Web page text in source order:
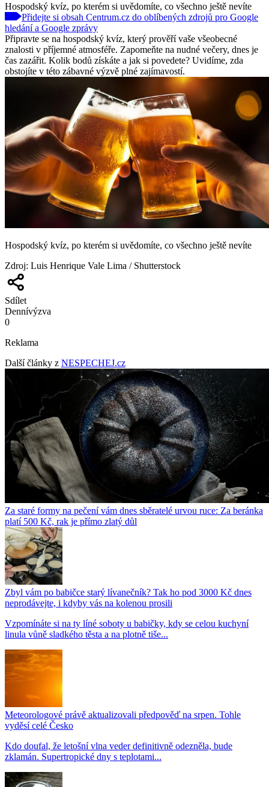
Hospodský kvíz, po kterém si uvědomíte, co všechno ještě nevíte
Přidejte si obsah Centrum.cz do oblíbených zdrojů pro Google
hledání a Google zprávy
Připravte se na hospodský kvíz, který prověří vaše všeobecné
znalosti v příjemné atmosféře. Zapomeňte na nudné večery, dnes je
čas zazářit. Kolik bodů získáte a jak si povedete? Uvidíme, zda
obstojíte v této zábavné výzvě plné zajímavostí.
Hospodský kvíz, po kterém si uvědomíte, co všechno ještě nevíte
Zdroj: Luis Henrique Vale Lima / Shutterstock
Sdílet
Dennívýzva
0
Reklama
Další články z NESPECHEJ.cz
Za staré formy na pečení vám dnes sběratelé urvou ruce: Za beránka
platí 500 Kč, rak je přímo zlatý důl
Zbyl vám po babičce starý lívanečník? Tak ho pod 3000 Kč dnes
neprodávejte, i kdyby vás na kolenou prosili
Vzpomínáte si na ty líné soboty u babičky, kdy se celou kuchyní
linula vůně sladkého těsta a na plotně tiše...
Meteorologové právě aktualizovali předpověď na srpen. Tohle
vyděsí celé Česko
Kdo doufal, že letošní vlna veder definitivně odezněla, bude
zklamán. Supertropické dny s teplotami...